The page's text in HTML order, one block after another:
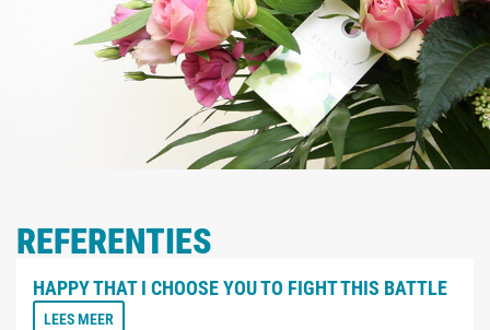
REFERENTIES
HAPPY THAT I CHOOSE YOU TO FIGHT THIS BATTLE
LEES MEER